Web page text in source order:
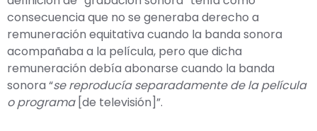
consecuencia que no se generaba derecho a
remuneración equitativa cuando la banda sonora
acompañaba a la película, pero que dicha
remuneración debía abonarse cuando la banda
sonora “se reproducía separadamente de la película
o programa[de televisión]”.